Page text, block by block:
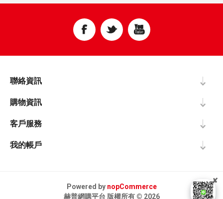
聯絡資訊
購物資訊
客戶服務
我的帳戶
Powered by nopCommerce
赫普網購平台 版權所有 © 2026
✘